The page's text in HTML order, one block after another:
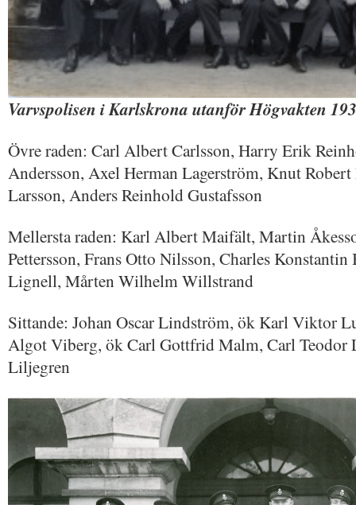
Varvspolisen i Karlskrona utanför Högvakten
Övre raden: Carl Albert Carlsson, Harry Erik
Andersson, Axel Herman Lagerström, Knut
Larsson, Anders Reinhold Gustafsson
Mellersta raden: Karl Albert Maifält, Martin
Pettersson, Frans Otto Nilsson, Charles
Lignell, Mårten Wilhelm Willstrand
Sittande: Johan Oscar Lindström, ök Karl Viktor
Algot Viberg, ök Carl Gottfrid Malm, Carl
Liljegren